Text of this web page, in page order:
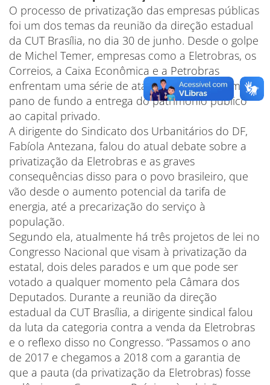
O processo de privatização das empresas públicas
foi um dos temas da reunião da direção estadual
da CUT Brasília, no dia 30 de junho. Desde o golpe
de Michel Temer, empresas como a Eletrobras, os
Correios, a Caixa Econômica e a Petrobras
enfrentam uma série de ataques que têm como
pano de fundo a entrega do patrimônio público
ao capital privado.
A dirigente do Sindicato dos Urbanitários do DF,
Fabíola Antezana, falou do atual debate sobre a
privatização da Eletrobras e as graves
consequências disso para o povo brasileiro, que
vão desde o aumento potencial da tarifa de
energia, até a precarização do serviço à
população.
Segundo ela, atualmente há três projetos de lei no
Congresso Nacional que visam à privatização da
estatal, dois deles parados e um que pode ser
votado a qualquer momento pela Câmara dos
Deputados. Durante a reunião da direção
estadual da CUT Brasília, a dirigente sindical falou
da luta da categoria contra a venda da Eletrobras
e o reflexo disso no Congresso. “Passamos o ano
de 2017 e chegamos a 2018 com a garantia de
que a pauta (da privatização da Eletrobras) fosse